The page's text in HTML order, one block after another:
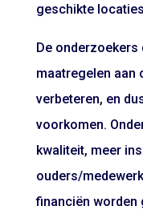
geschikte
De onderzoekers
maatregelen aan
verbeteren, en
voorkomen.
kwaliteit, meer
ouders/
financiën worden